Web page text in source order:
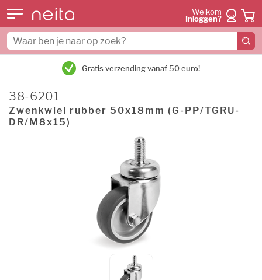
Welkom
Inloggen?
Gratis verzending vanaf 50 euro!
38-6201
Zwenkwiel rubber 50x18mm (G-PP/TGRU-
DR/M8x15)